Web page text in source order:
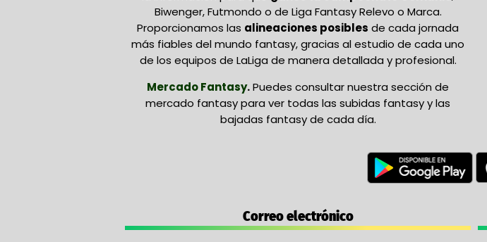
Biwenger, Futmondo o de Liga Fantasy Relevo o Marca.
Proporcionamos las alineaciones posibles de cada jornada
más fiables del mundo fantasy, gracias al estudio de cada uno
de los equipos de LaLiga de manera detallada y profesional.
Mercado Fantasy.Puedes consultar nuestra sección de
mercado fantasy para ver todas las subidas fantasy y las
bajadas fantasy de cada día.
Correo electrónico